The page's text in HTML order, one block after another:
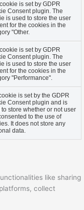
is set by GDPR
Consent plugin. The
is used to store the user
for the cookies in the
"Other.
is set by GDPR
Consent plugin. The
is used to store the user
for the cookies in the
"Performance".
is set by the GDPR
Consent plugin and is
to store whether or not user
to the use of
It does not store any
data.
like sharing
collect